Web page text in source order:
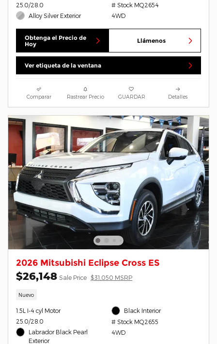
25.0/28.0
Alloy Silver Exterior
# Stock MQ2654
4WD
Obtenga el Precio de
Hoy
Llámenos
Ver etiqueta de la ventana
Comparar Rastrear Precio GUARDAR Detalles
2026 Mitsubishi Eclipse Cross ES
$26,148 Sale Price $31,050 MSRP
Nuevo
1.5L I-4 cyl Motor
25.0/28.0
Labrador Black Pearl
Exterior
Black Interior
# Stock MQ2655
4WD